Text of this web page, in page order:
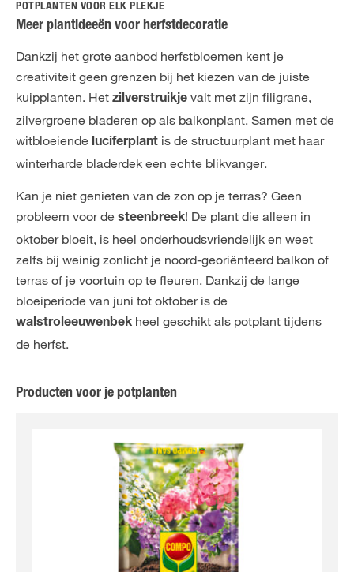
POTPLANTEN VOOR ELK PLEKJE
Meer plantideeën voor herfstdecoratie
Dankzij het grote aanbod herfstbloemen kent je
creativiteit geen grenzen bij het kiezen van de juiste
kuipplanten. Het zilverstruikje valt met zijn filigrane,
zilvergroene bladeren op als balkonplant. Samen met de
witbloeiende luciferplant is de structuurplant met haar
winterharde bladerdek een echte blikvanger.
Kan je niet genieten van de zon op je terras? Geen
probleem voor de steenbreek! De plant die alleen in
oktober bloeit, is heel onderhoudsvriendelijk en weet
zelfs bij weinig zonlicht je noord-georiënteerd balkon of
terras of je voortuin op te fleuren. Dankzij de lange
bloeiperiode van juni tot oktober is de
walstroleeuwenbek heel geschikt als potplant tijdens
de herfst.
Producten voor je potplanten